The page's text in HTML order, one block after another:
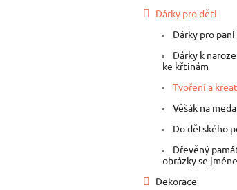
Dárky pro děti
Dárky pro
Dárky k
ke křtinám
Tvoření a
Věšák na
Do dětského
Dřevěný
obrázky se
Dekorace